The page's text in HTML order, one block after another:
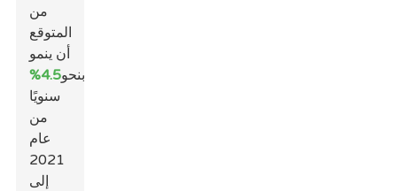
من
المتوقع
أن ينمو
بنحو4.5%
سنويًا
من
عام
2021
إلى